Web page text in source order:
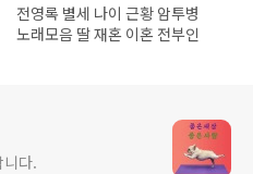
전영록 별세 나이 근황 암투병
노래모음 딸 재혼 이혼 전부인
다.